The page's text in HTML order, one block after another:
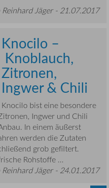
Reinhard Jäger - 21.07.2017
Knocilo –
Knoblauch,
Zitronen,
Ingwer & Chili
Knocilo bist eine besondere
Ingwer und Chili
In einem äußerst
werden die Zutaten
grob gefiltert.
Rohstoffe ...
Reinhard Jäger - 24.01.2017